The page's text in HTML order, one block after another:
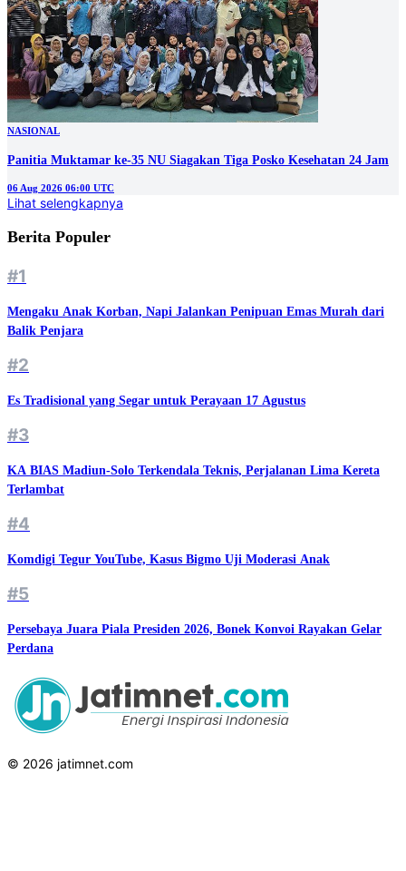
NASIONAL
Panitia Muktamar ke-35 NU Siagakan Tiga Posko Kesehatan 24 Jam
06 Aug 2026 06:00 UTC
Lihat selengkapnya
Berita Populer
#1
Mengaku Anak Korban, Napi Jalankan Penipuan Emas Murah dari
Balik Penjara
#2
Es Tradisional yang Segar untuk Perayaan 17 Agustus
#3
KA BIAS Madiun-Solo Terkendala Teknis, Perjalanan Lima Kereta
Terlambat
#4
Komdigi Tegur YouTube, Kasus Bigmo Uji Moderasi Anak
#5
Persebaya Juara Piala Presiden 2026, Bonek Konvoi Rayakan Gelar
Perdana
© 2026 jatimnet.com